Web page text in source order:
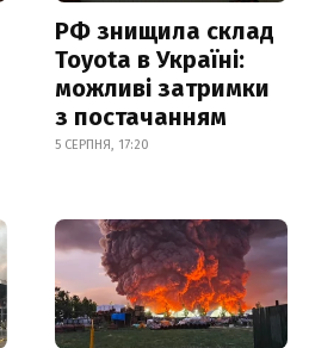
РФ знищила склад
Toyota в Україні:
можливі затримки
з постачанням
5 СЕРПНЯ, 17:20